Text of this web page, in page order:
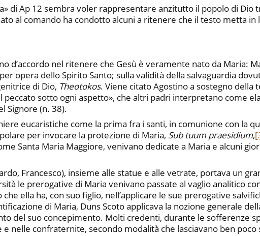
di Ap 12 sembra voler rappresentare anzitutto il popolo di Dio
al comando ha condotto alcuni a ritenere che il testo metta in
d’accordo nel ritenere che Gesù è veramente nato da Maria:
opera dello Spirito Santo; sulla validità della salvaguardia
di Dio, Theotokos. Viene citato Agostino a sostegno della
sotto ogni aspetto», che altri padri interpretano come
Signore (n. 38).
eucaristiche come la prima fra i santi, in comunione con la
per invocare la protezione di Maria, Sub tuum praesidium,
Santa Maria Maggiore, venivano dedicate a Maria e alcuni
Francesco), insieme alle statue e alle vetrate, portava un
le prerogative di Maria venivano passate al vaglio analitico
ella ha, con suo figlio, nell’applicare le sue prerogative
di Maria, Duns Scoto applicava la nozione generale
del suo concepimento. Molti credenti, durante le sofferenze
nelle confraternite, secondo modalità che lasciavano ben poco